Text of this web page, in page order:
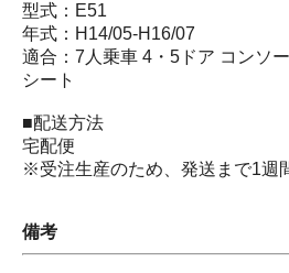
型式：E51
年式：H14/05-H16/07
適合：7人乗車 4・5ドア コンソ
シート
■配送方法
宅配便
※受注生産のため、発送まで1週
備考